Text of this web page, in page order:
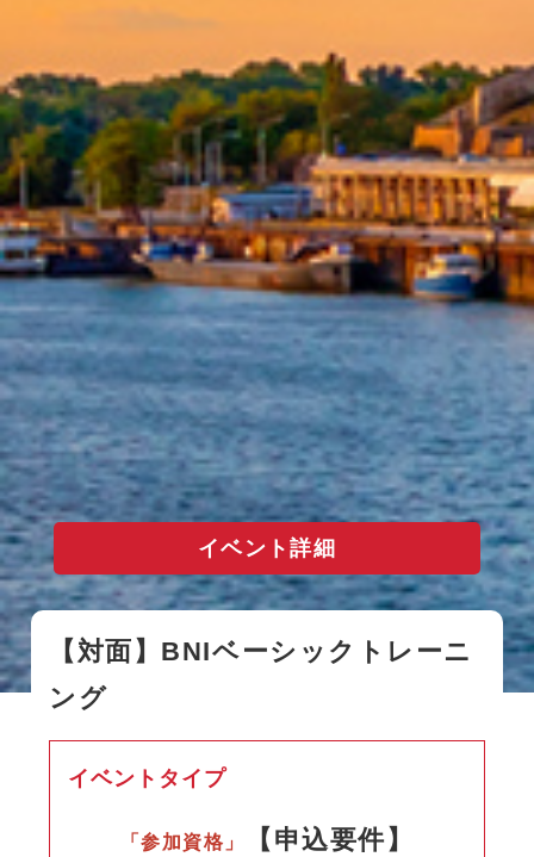
イベント詳細
【対面】BNIベーシックトレーニ
ング
イベントタイプ
「参加資格」
【申込要件】